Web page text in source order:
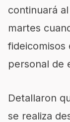
continuará
martes
fideicomisos
personal de
Detallaron
se realiza